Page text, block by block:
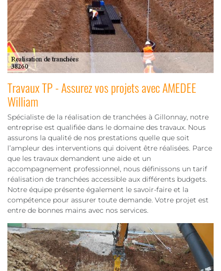
Travaux TP - Assurez vos projets avec AMEDEE
William
Spécialiste de la réalisation de tranchées à Gillonnay, notre
entreprise est qualifiée dans le domaine des travaux. Nous
assurons la qualité de nos prestations quelle que soit
l’ampleur des interventions qui doivent être réalisées. Parce
que les travaux demandent une aide et un
accompagnement professionnel, nous définissons un tarif
réalisation de tranchées accessible aux différents budgets.
Notre équipe présente également le savoir-faire et la
compétence pour assurer toute demande. Votre projet est
entre de bonnes mains avec nos services.